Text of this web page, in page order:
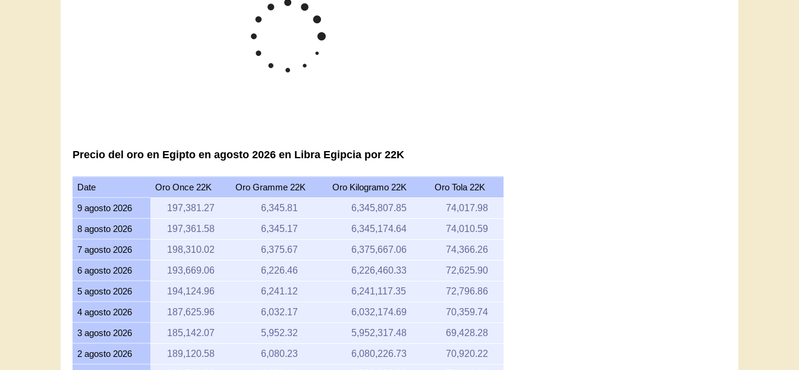
Precio del oro en Egipto en agosto 2026 en Libra Egipcia por 22K
Date Oro Once 22K Oro Gramme 22K Oro Kilogramo 22K Oro Tola 22K
9 agosto 2026 197,381.27 6,345.81 6,345,807.85 74,017.98
8 agosto 2026 197,361.58 6,345.17 6,345,174.64 74,010.59
7 agosto 2026 198,310.02 6,375.67 6,375,667.06 74,366.26
6 agosto 2026 193,669.06 6,226.46 6,226,460.33 72,625.90
5 agosto 2026 194,124.96 6,241.12 6,241,117.35 72,796.86
4 agosto 2026 187,625.96 6,032.17 6,032,174.69 70,359.74
3 agosto 2026 185,142.07 5,952.32 5,952,317.48 69,428.28
2 agosto 2026 189,120.58 6,080.23 6,080,226.73 70,920.22